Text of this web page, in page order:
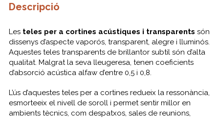
Descripció
Les teles per a cortines acústiques i transparents són
dissenys d’aspecte vaporós, transparent, alegre i lluminós.
Aquestes teles transparents de brillantor subtil són d’alta
qualitat. Malgrat la seva lleugeresa, tenen coeficients
d’absorció acústica alfaw d’entre 0,5 i 0,8.
L’ús d’aquestes teles per a cortines redueix la ressonància,
esmorteeix el nivell de soroll i permet sentir millor en
ambients tècnics, com despatxos, sales de reunions,